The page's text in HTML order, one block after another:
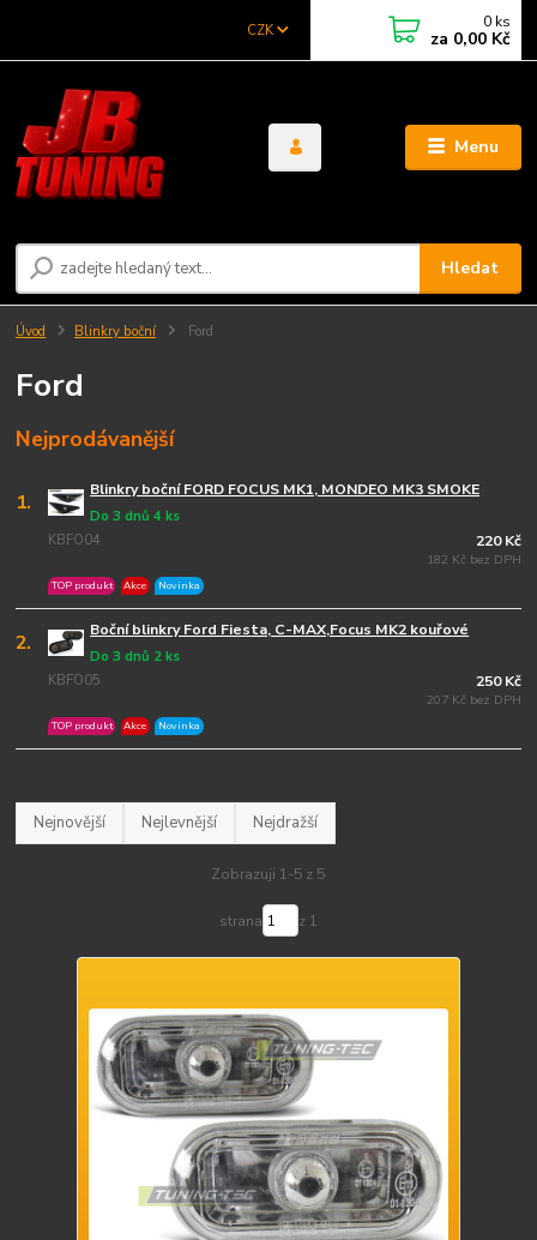
Menu
CZK
Hledat
0 ks
za 0,00 Kč
Úvod Blinkry boční Ford
Ford
Nejprodávanější
1. Blinkry boční FORD FOCUS MK1, MONDEO MK3 SMOKE
KBFO04
Do 3 dnů 4 ks
TOP produkt Akce Novinka
220 Kč
182 Kč bez DPH
2. Boční blinkry Ford Fiesta, C-MAX,Focus MK2 kouřové
KBFO05
Do 3 dnů 2 ks
TOP produkt Akce Novinka
250 Kč
207 Kč bez DPH
Nejnovější Nejlevnější Nejdražší
Zobrazuji 1-5 z 5
strana z 1